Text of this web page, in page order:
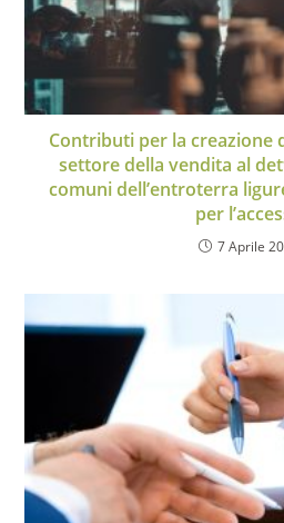
Contributi per la creazione
settore della vendita al
comuni dell’entroterra
per
7 Aprile